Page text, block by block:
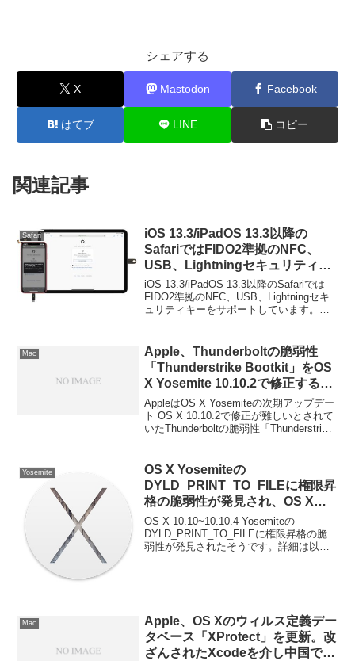
シェアする
X Mastodon Facebook
はてブ LINE コピー
関連記事
Safari
iOS 13.3/iPadOS 13.3以降の
SafariではFIDO2準拠のNFC、
USB、Lightningセキュリティキ
ーをサポート。iPad ProのUSB-
Cにも対応。
iOS 13.3/iPadOS 13.3以降のSafariでは
FIDO2準拠のNFC、USB、Lightningセキ
ュリティキーをサポートしています。詳
Mac
Apple、Thunderboltの脆弱性
「Thunderstrike Bootkit」をOS
X Yosemite 10.10.2で修正するも
よう。
AppleはOS X Yosemiteの次期アップデー
ト OS X 10.10.2で修正が難しいとされて
いたThunderboltの脆弱性「Thunderstrike
Yosemite
OS X Yosemiteの
DYLD_PRINT_TO_FILEに権限昇
格の脆弱性が発見され、OS X
10.10.4でも実行可能なExploit
Codeも公開される。
OS X 10.10~10.10.4 Yosemiteの
DYLD_PRINT_TO_FILEに権限昇格の脆
弱性が発見されたそうです。詳細は以下
Mac
Apple、OS Xのウィルス定義デー
タベース「XProtect」を更新。改
ざんされたXcodeを介し中国で感